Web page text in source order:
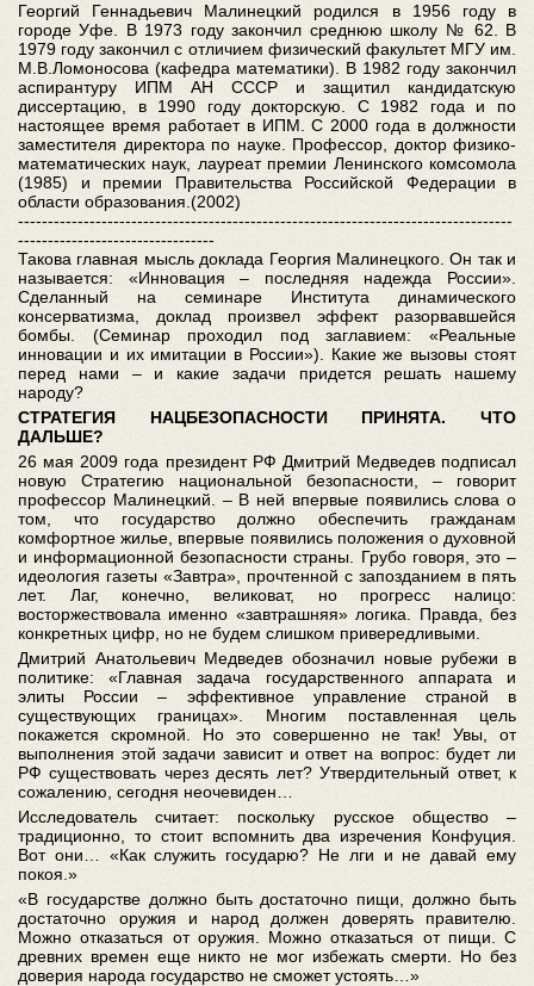
Георгий Геннадьевич Малинецкий родился в 1956 году в
городе Уфе. В 1973 году закончил среднюю школу № 62. В
1979 году закончил с отличием физический факультет МГУ им.
М.В.Ломоносова (кафедра математики). В 1982 году закончил
аспирантуру ИПМ АН СССР и защитил кандидатскую
диссертацию, в 1990 году докторскую. С 1982 года и по
настоящее время работает в ИПМ. С 2000 года в должности
заместителя директора по науке. Профессор, доктор физико-
математических наук, лауреат премии Ленинского комсомола
(1985) и премии Правительства Российской Федерации в
области образования.(2002)
-----------------------------------------------------------------------------------
---------------------------------
Такова главная мысль доклада Георгия Малинецкого. Он так и
называется: «Инновация – последняя надежда России».
Сделанный на семинаре Института динамического
консерватизма, доклад произвел эффект разорвавшейся
бомбы. (Семинар проходил под заглавием: «Реальные
инновации и их имитации в России»). Какие же вызовы стоят
перед нами – и какие задачи придется решать нашему
народу?
СТРАТЕГИЯ НАЦБЕЗОПАСНОСТИ ПРИНЯТА. ЧТО
ДАЛЬШЕ?
26 мая 2009 года президент РФ Дмитрий Медведев подписал
новую Стратегию национальной безопасности, – говорит
профессор Малинецкий. – В ней впервые появились слова о
том, что государство должно обеспечить гражданам
комфортное жилье, впервые появились положения о духовной
и информационной безопасности страны. Грубо говоря, это –
идеология газеты «Завтра», прочтенной с запозданием в пять
лет. Лаг, конечно, великоват, но прогресс налицо:
восторжествовала именно «завтрашняя» логика. Правда, без
конкретных цифр, но не будем слишком привередливыми.
Дмитрий Анатольевич Медведев обозначил новые рубежи в
политике: «Главная задача государственного аппарата и
элиты России – эффективное управление страной в
существующих границах». Многим поставленная цель
покажется скромной. Но это совершенно не так! Увы, от
выполнения этой задачи зависит и ответ на вопрос: будет ли
РФ существовать через десять лет? Утвердительный ответ, к
сожалению, сегодня неочевиден…
Исследователь считает: поскольку русское общество –
традиционно, то стоит вспомнить два изречения Конфуция.
Вот они… «Как служить государю? Не лги и не давай ему
покоя.»
«В государстве должно быть достаточно пищи, должно быть
достаточно оружия и народ должен доверять правителю.
Можно отказаться от оружия. Можно отказаться от пищи. С
древних времен еще никто не мог избежать смерти. Но без
доверия народа государство не сможет устоять…»